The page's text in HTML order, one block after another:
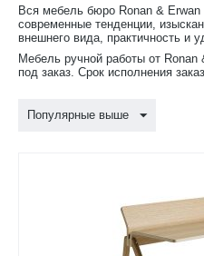
Вся мебель бюро Ronan & Erwan
современные тенденции,
внешнего вида, практичность и
Мебель ручной работы от Ronan
под заказ. Срок исполнения
Популярные выше